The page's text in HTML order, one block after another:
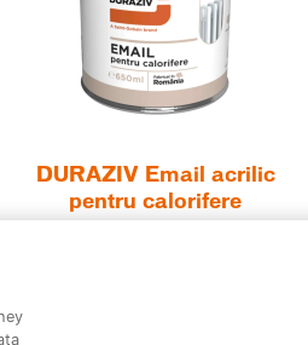
DURAZIV Email acrilic
pentru calorifere